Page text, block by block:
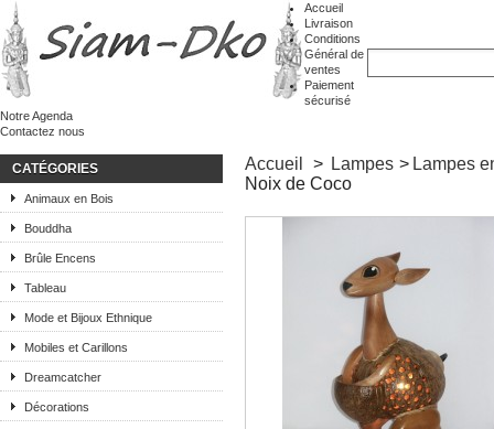
Accueil
Livraison
Conditions
Général de
ventes
Paiement
sécurisé
Notre Agenda
Contactez nous
CATÉGORIES
Animaux en Bois
Bouddha
Brûle Encens
Tableau
Mode et Bijoux Ethnique
Mobiles et Carillons
Dreamcatcher
Décorations
Accueil > Lampes > Lampes
Noix de Coco